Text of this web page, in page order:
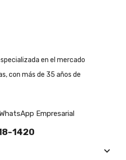
en el mercado
con más de 35 años de
Empresarial
1420
